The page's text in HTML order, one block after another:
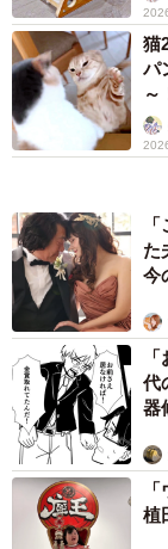
お庭の散歩が日課で
しかし悔やんで
はどうしたらい
か？」の答えを
し探すうちにA
猫
パ
～
た
今
代
器
植